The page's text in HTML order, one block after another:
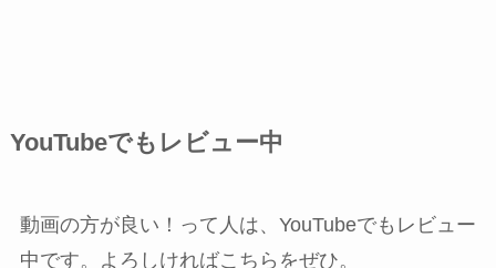
YouTubeでもレビュー中
動画の方が良い！って人は、YouTubeでもレビュー
中です。よろしければこちらをぜひ。